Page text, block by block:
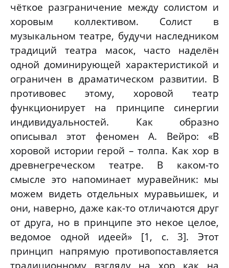
чёткое разграничение между солистом и
хоровым коллективом. Солист в
музыкальном театре, будучи наследником
традиций театра масок, часто наделён
одной доминирующей характеристикой и
ограничен в драматическом развитии. В
противовес этому, хоровой театр
функционирует на принципе синергии
индивидуальностей. Как образно
описывал этот феномен А. Вейро: «В
хоровой истории герой – толпа. Как хор в
древнегреческом театре. В каком-то
смысле это напоминает муравейник: мы
можем видеть отдельных муравьишек, и
они, наверно, даже как-то отличаются друг
от друга, но в принципе это некое целое,
ведомое одной идеей» [1, с. 3]. Этот
принцип напрямую противопоставляется
традиционному взгляду на хор как на